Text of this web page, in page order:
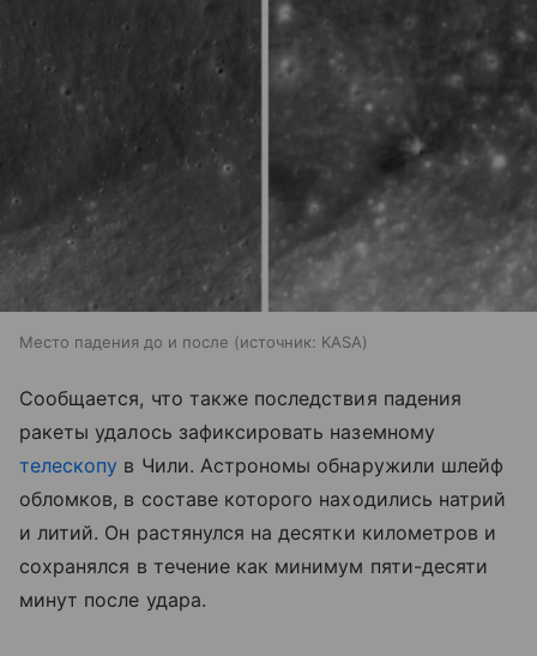
Место падения до и после источник: KASA
Сообщается, что также последствия падения
ракеты удалось зафиксировать наземному
телескопу в Чили. Астрономы обнаружили шлейф
обломков, в составе которого находились натрий
и литий. Он растянулся на десятки километров и
сохранялся в течение как минимум пяти-десяти
минут после удара.